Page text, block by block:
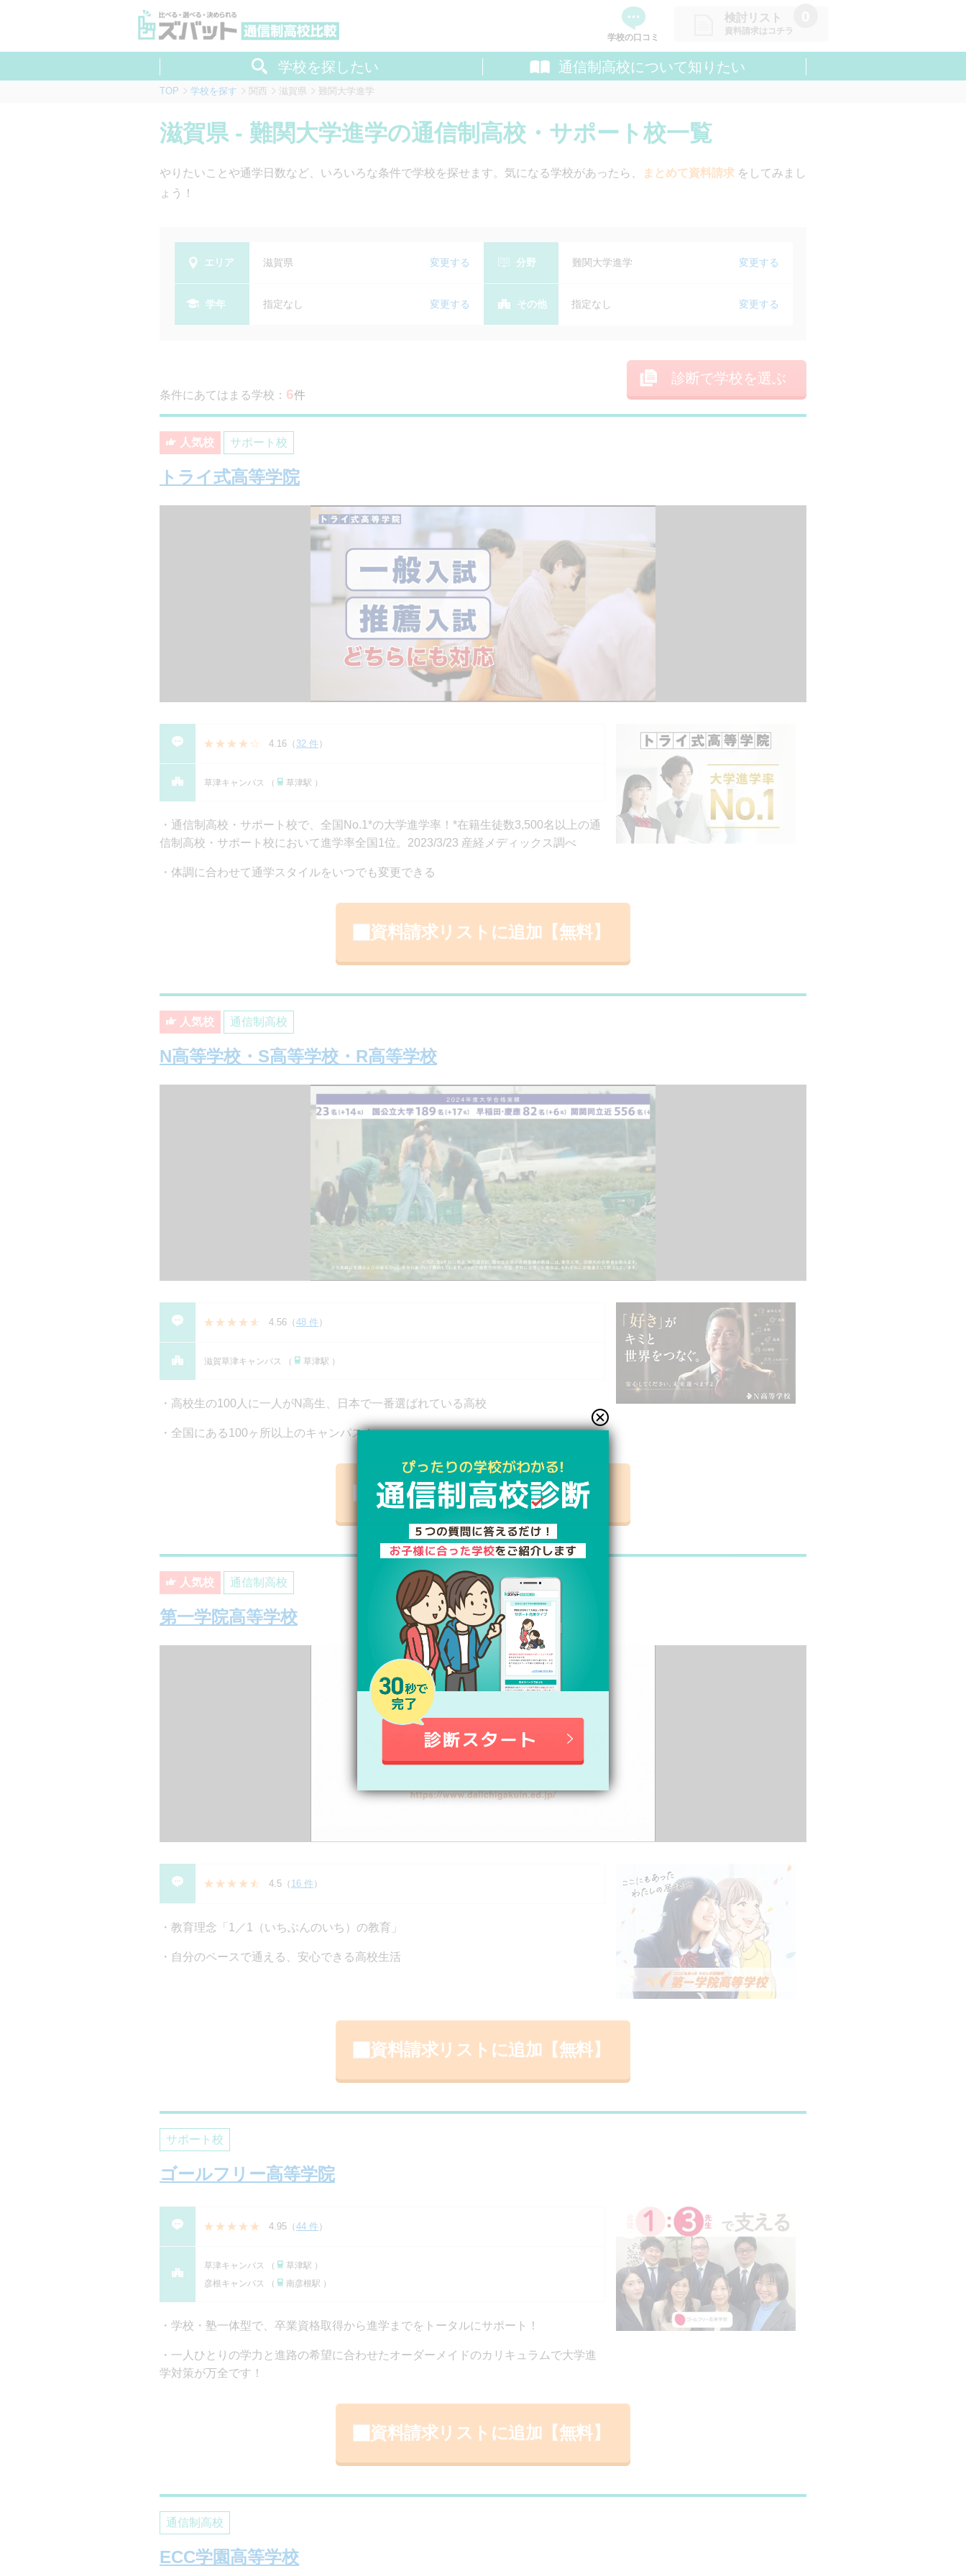
学校の口コミ
検討リスト
資料請求はコチラ
資料請求リストに追加しました
料請求できます
学校を探したい 通信制高校について知りたい
TOP 学校を探す 関西 滋賀県 難関大学進学
滋賀県 - 難関大学進学の通信制高校・サポート校一覧
やりたいことや通学日数など、いろいろな条件で学校を探せます。気になる学校があったら、 まとめて資料請求 をしてみまし
ょう！
エリア 滋賀県 変更する 分野 難関大学進学 変更する
学年 指定なし 変更する その他 指定なし 変更する
条件にあてはまる学校： 6件
診断で学校を選ぶ
人気校 サポート校
トライ式高等学院
4.16 （ 32 件）
草津キャンパス （ 草津駅 ）
通信制高校・サポート校で、全国No.1*の大学進学率！*在籍⽣徒数3,500名以上の通
信制⾼校・サポート校において進学率全国1位。2023/3/23 産経メディックス調べ
体調に合わせて通学スタイルをいつでも変更できる
資料請求リストに追加【無料】
人気校 通信制高校
N高等学校・S高等学校・R高等学校
4.56 （48 件）
滋賀草津キャンパス （ 草津駅 ）
高校生の100人に一人がN高生、日本で一番選ばれている高校
全国にある100ヶ所以上のキャンパス！
資料請求リストに追加【無料】
人気校 通信制高校
第一学院高等学校
4.5 （ 16 件）
教育理念「1／1（いちぶんのいち）の教育」
自分のペースで通える、安心できる高校生活
資料請求リストに追加【無料】
サポート校
ゴールフリー高等学院
4.95 （44 件）
草津キャンパス （
草津駅 ）
彦根キャンパス （
南彦根駅 ）
学校・塾一体型で、卒業資格取得から進学までをトータルにサポート！
一人ひとりの学力と進路の希望に合わせたオーダーメイドのカリキュラムで大学進
学対策が万全です！
資料請求リストに追加【無料】
通信制高校
ECC学園高等学校